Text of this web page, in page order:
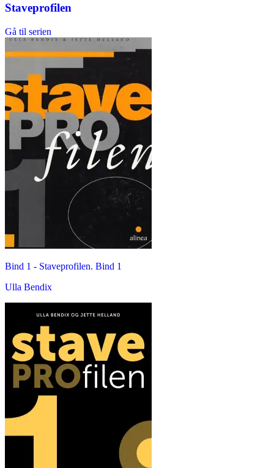
Staveprofilen
Gå til serien
Bind 1 - Staveprofilen. Bind 1
Ulla Bendix